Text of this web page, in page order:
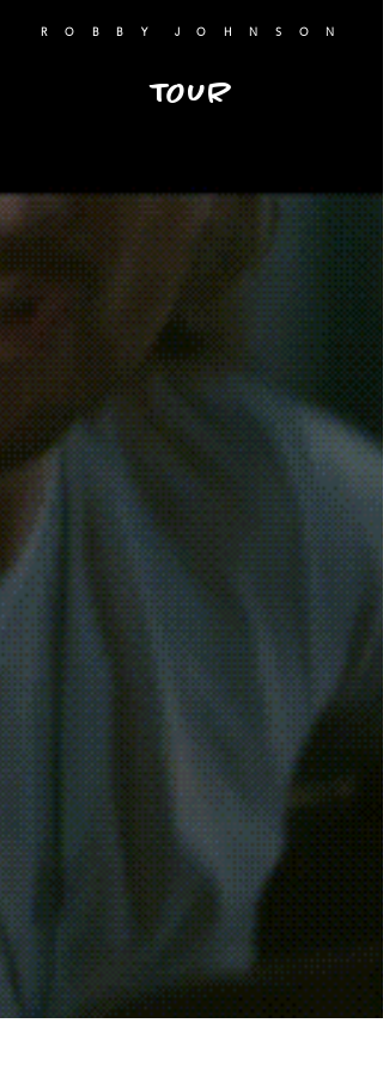
R O B B Y J O H N S O N
TOUR